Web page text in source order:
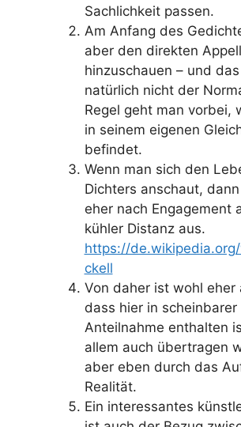
Sachlichkeit passen.
Am Anfang des
aber den direkten Appell
hinzuschauen – und
natürlich nicht der
Regel geht man vorbei,
in seinem eigenen
befindet.
Wenn man sich den
Dichters anschaut,
eher nach Engagement
kühler Distanz aus.
https://
ckell
Von daher ist wohl eher
dass hier in
Anteilnahme enthalten
allem auch übertragen
aber eben durch das
Realität.
Ein interessantes